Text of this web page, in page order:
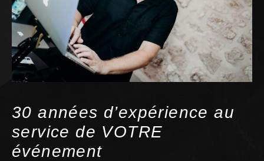
30 années d’expérience au
service de VOTRE
événement